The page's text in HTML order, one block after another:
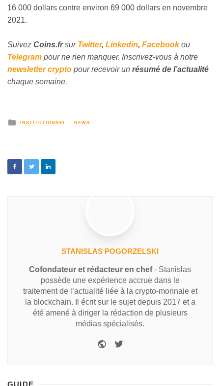
16 000 dollars contre environ 69 000 dollars en novembre
2021.
Suivez Coins.frsur Twitter, Linkedin, Facebookou
Telegram pour ne rien manquer. Inscrivez-vous à notre
newsletter crypto pour recevoir un résumé de l’actualité
chaque semaine.
INSTITUTIONNEL NEWS
STANISLAS POGORZELSKI
Cofondateur et rédacteur en chef- Stanislas
possède une expérience accrue dans le
traitement de l’actualité liée à la crypto-monnaie et
la blockchain. Il écrit sur le sujet depuis 2017 et a
été amené à diriger la rédaction de plusieurs
médias spécialisés.
GUIDE